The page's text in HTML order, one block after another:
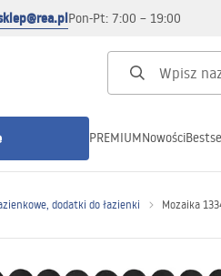
Pon-Pt: 7:00 – 19:00
PREMIUMNowości
dodatki do łazienki Mozaika